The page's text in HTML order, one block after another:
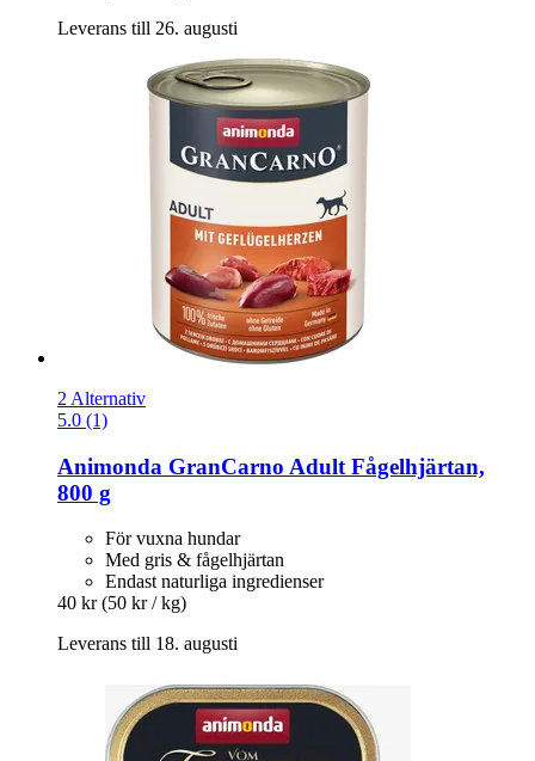
Leverans till 26. augusti
2 Alternativ
5.0 (1)
Animonda GranCarno Adult Fågelhjärtan,
800 g
För vuxna hundar
Med gris & fågelhjärtan
Endast naturliga ingredienser
40 kr (50 kr / kg)
Leverans till 18. augusti